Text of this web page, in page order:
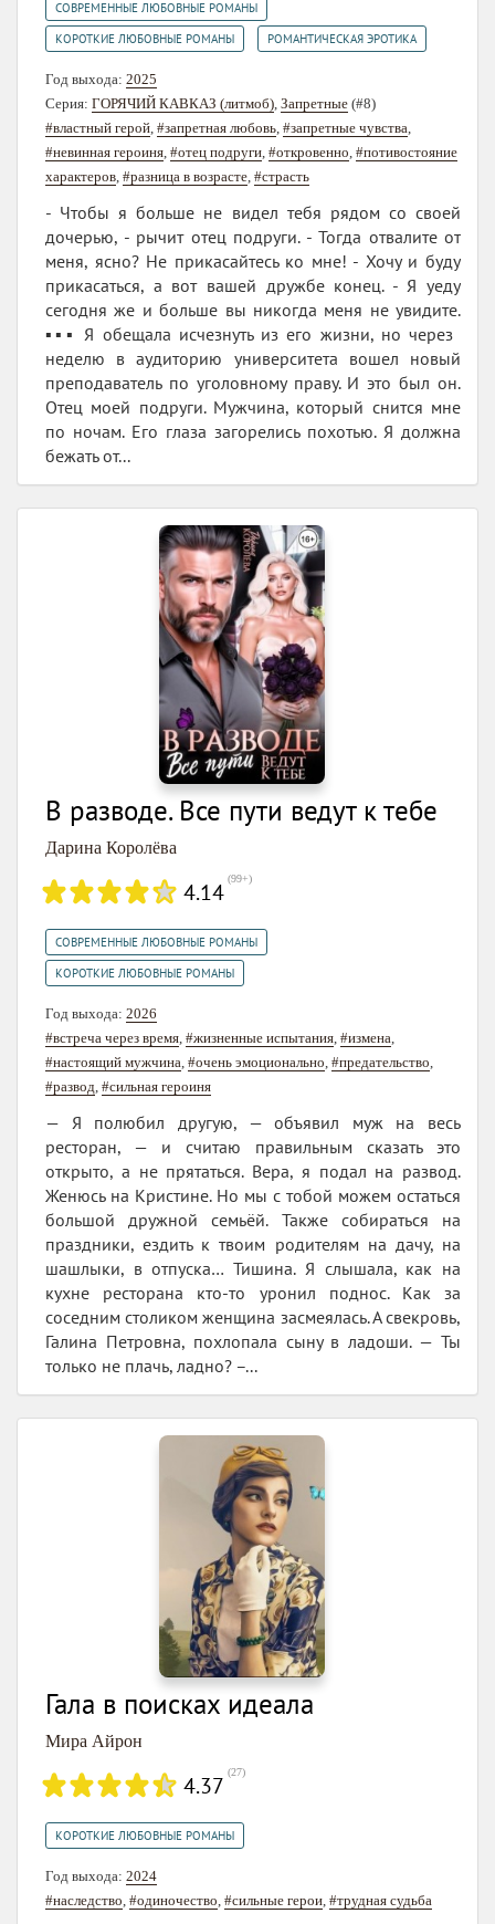
СОВРЕМЕННЫЕ ЛЮБОВНЫЕ РОМАНЫ
КОРОТКИЕ ЛЮБОВНЫЕ РОМАНЫ РОМАНТИЧЕСКАЯ ЭРОТИКА
Год выхода: 2025
Серия: ГОРЯЧИЙ КАВКАЗ (литмоб) Запретные (#8)
#властный герой #запретная любовь #запретные чувства
#невинная героиня #отец подруги #откровенно #потивостояние
характеров #разница в возрасте #страсть
- Чтобы я больше не видел тебя рядом со своей
дочерью, - рычит отец подруги. - Тогда отвалите от
меня, ясно? Не прикасайтесь ко мне! - Хочу и буду
прикасаться, а вот вашей дружбе конец. - Я уеду
сегодня же и больше вы никогда меня не увидите.
▪️▪️▪️ Я обещала исчезнуть из его жизни, но через
неделю в аудиторию университета вошел новый
преподаватель по уголовному праву. И это был он.
Отец моей подруги. Мужчина, который снится мне
по ночам. Его глаза загорелись похотью. Я должна
бежать от...
В разводе. Все пути ведут к тебе
Дарина Королёва
4.14 (99+)
СОВРЕМЕННЫЕ ЛЮБОВНЫЕ РОМАНЫ
КОРОТКИЕ ЛЮБОВНЫЕ РОМАНЫ
Год выхода: 2026
#встреча через время, #жизненные испытания, #измена,
#настоящий мужчина, #очень эмоционально, #предательство,
#развод, #сильная героиня
— Я полюбил другую, — объявил муж на весь
ресторан, — и считаю правильным сказать это
открыто, а не прятаться. Вера, я подал на развод.
Женюсь на Кристине. Но мы с тобой можем остаться
большой дружной семьёй. Также собираться на
праздники, ездить к твоим родителям на дачу, на
шашлыки, в отпуска… Тишина. Я слышала, как на
кухне ресторана кто-то уронил поднос. Как за
соседним столиком женщина засмеялась. А свекровь,
Галина Петровна, похлопала сыну в ладоши. — Ты
только не плачь, ладно? –...
Гала в поисках идеала
Мира Айрон
4.37 (27)
КОРОТКИЕ ЛЮБОВНЫЕ РОМАНЫ
Год выхода: 2024
#наследство, #одиночество, #сильные герои, #трудная судьба